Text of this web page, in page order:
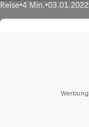
Reise•4 Min.•03.01.2022
Werbung